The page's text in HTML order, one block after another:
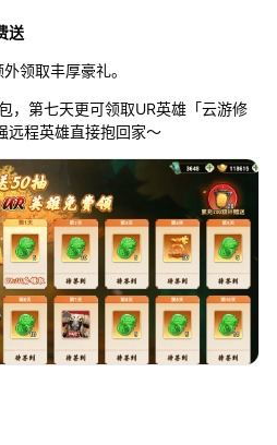
送
领取丰厚豪礼。
，第七天更可领取UR英雄「云游修
远程英雄直接抱回家～